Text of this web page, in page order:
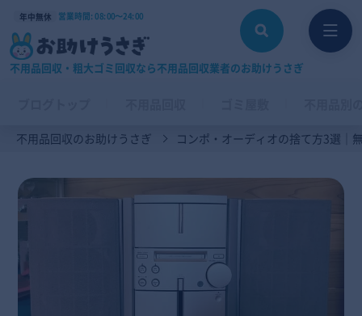
年中無休 営業時間: 08:00〜24:00
不用品回収・粗大ゴミ回収なら不用品回収業者のお助けうさぎ
不用品回収のお助けうさぎ コンポ・オーディオの捨て方3選｜